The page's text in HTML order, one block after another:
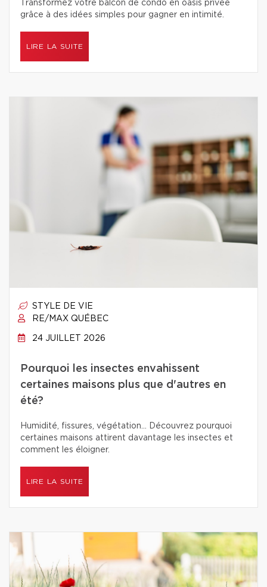
Transformez votre balcon de condo en oasis privée
grâce à des idées simples pour gagner en intimité.
LIRE LA SUITE
STYLE DE VIE
RE/MAX QUÉBEC
24 JUILLET 2026
Pourquoi les insectes envahissent
certaines maisons plus que d'autres en
été?
Humidité, fissures, végétation… Découvrez pourquoi
certaines maisons attirent davantage les insectes et
comment les éloigner.
LIRE LA SUITE